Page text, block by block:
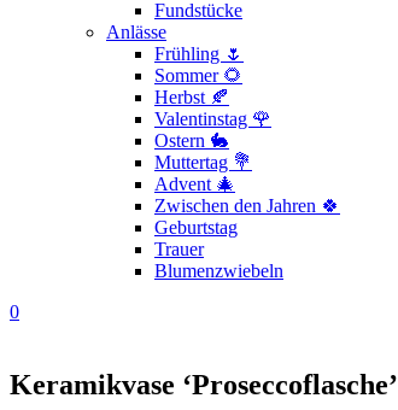
Fundstücke
Anlässe
Frühling 🌷
Sommer 🌻
Herbst 🍂
Valentinstag 🌹
Ostern 🐇
Muttertag 💐
Advent 🎄
Zwischen den Jahren 🍀
Geburtstag
Trauer
Blumenzwiebeln
0
Keramikvase ‘Proseccoflasche’